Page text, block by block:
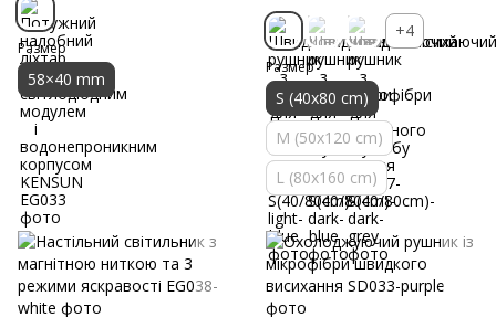
Размер
58×40 mm
+4
Размер
S (40x80 cm)
M (50x120 cm)
L (80x160 cm)